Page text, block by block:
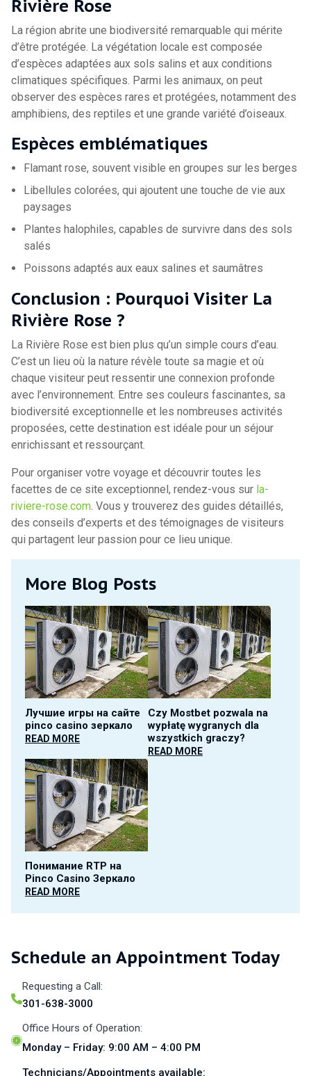
Rivière Rose
La région abrite une biodiversité remarquable qui mérite
d’être protégée. La végétation locale est composée
d’espèces adaptées aux sols salins et aux conditions
climatiques spécifiques. Parmi les animaux, on peut
observer des espèces rares et protégées, notamment des
amphibiens, des reptiles et une grande variété d’oiseaux.
Espèces emblématiques
Flamant rose, souvent visible en groupes sur les berges
Libellules colorées, qui ajoutent une touche de vie aux
paysages
Plantes halophiles, capables de survivre dans des sols
salés
Poissons adaptés aux eaux salines et saumâtres
Conclusion : Pourquoi Visiter La
Rivière Rose ?
La Rivière Rose est bien plus qu’un simple cours d’eau.
C’est un lieu où la nature révèle toute sa magie et où
chaque visiteur peut ressentir une connexion profonde
avec l’environnement. Entre ses couleurs fascinantes, sa
biodiversité exceptionnelle et les nombreuses activités
proposées, cette destination est idéale pour un séjour
enrichissant et ressourçant.
Pour organiser votre voyage et découvrir toutes les
facettes de ce site exceptionnel, rendez-vous sur la-
riviere-rose.com. Vous y trouverez des guides détaillés,
des conseils d’experts et des témoignages de visiteurs
qui partagent leur passion pour ce lieu unique.
More Blog Posts
Лучшие игры на сайте
pinco casino зеркало
READ MORE
Czy Mostbet pozwala na
wypłatę wygranych dla
wszystkich graczy?
READ MORE
Понимание RTP на
Pinco Casino Зеркало
READ MORE
Schedule an Appointment Today
Requesting a Call:
301-638-3000
Office Hours of Operation:
Monday – Friday: 9:00 AM – 4:00 PM
Technicians/Appointments available: